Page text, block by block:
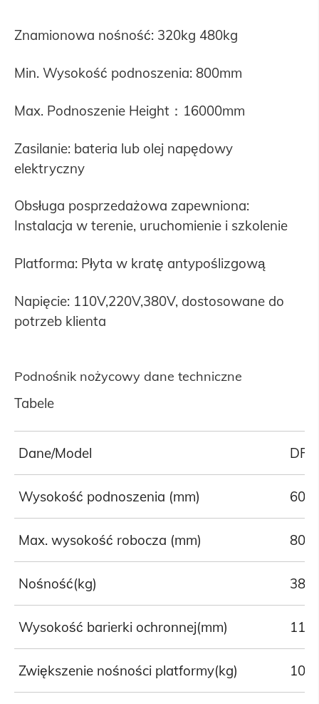
Znamionowa nośność: 320kg 480kg
Min. Wysokość podnoszenia: 800mm
Max. Podnoszenie Height：16000mm
Zasilanie: bateria lub olej napędowy
elektryczny
Obsługa posprzedażowa zapewniona:
Instalacja w terenie, uruchomienie i szkolenie
Platforma: Płyta w kratę antypoślizgową
Napięcie: 110V,220V,380V, dostosowane do
potrzeb klienta
Podnośnik nożycowy dane techniczne
Tabele
Dane/Model
Wysokość podnoszenia (mm)
Max. wysokość robocza (mm)
Nośność(kg) 380
Wysokość barierki ochronnej(mm)
Zwiększenie nośności platformy(kg) 100